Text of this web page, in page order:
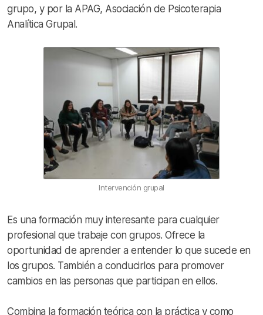
grupo, y por la APAG, Asociación de Psicoterapia
Analítica Grupal.
Intervención grupal
Es una formación muy interesante para cualquier
profesional que trabaje con grupos. Ofrece la
oportunidad de aprender a entender lo que sucede en
los grupos. También a conducirlos para promover
cambios en las personas que participan en ellos.
Combina la formación teórica con la práctica y como